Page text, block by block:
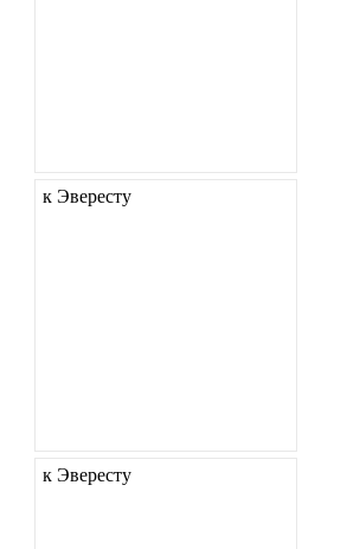
к Эвересту
к Эвересту